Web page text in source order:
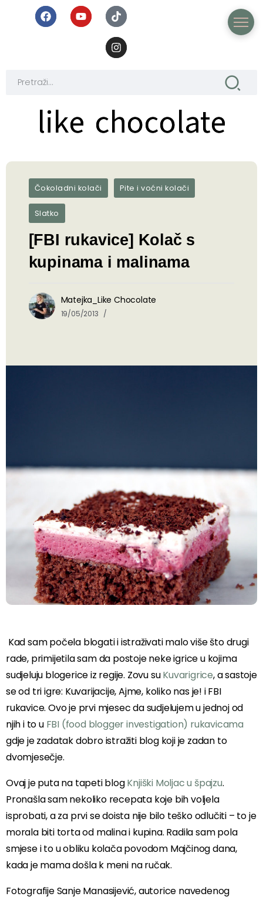
like chocolate
like chocolate
Čokoladni kolači Pite i voćni kolači
Slatko
[FBI rukavice] Kolač s
kupinama i malinama
Matejka_Like Chocolate
19/05/2013
Kad sam počela blogati i istraživati malo više što drugi
rade, primijetila sam da postoje neke igrice u kojima
sudjeluju blogerice iz regije. Zovu suKuvarigrice, a sastoje
se od tri igre: Kuvarijacije, Ajme, koliko nas je! i FBI
rukavice. Ovo je prvi mjesec da sudjelujem u jednoj od
njih i to uFBI (food blogger investigation) rukavicama
gdje je zadatak dobro istražiti blog koji je zadan to
dvomjesečje.
Ovaj je puta na tapeti blogKnjiški Moljac u špajzu.
Pronašla sam nekoliko recepata koje bih voljela
isprobati, a za prvi se doista nije bilo teško odlučiti – to je
morala biti torta od malina i kupina. Radila sam pola
smjese i to u obliku kolača povodom Majčinog dana,
kada je mama došla k meni na ručak.
Fotografije Sanje Manasijević, autorice navedenog